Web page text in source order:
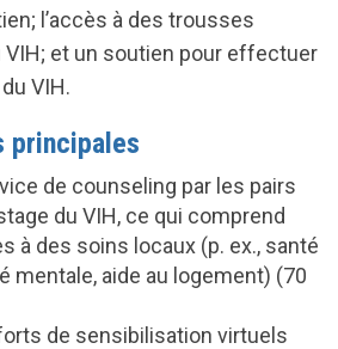
l’accès à des trousses
VIH; et un soutien pour effectuer
VIH.
principales
de counseling par les pairs
du VIH, ce qui comprend
à des soins locaux (p. ex., santé
mentale, aide au logement) (70
de sensibilisation virtuels